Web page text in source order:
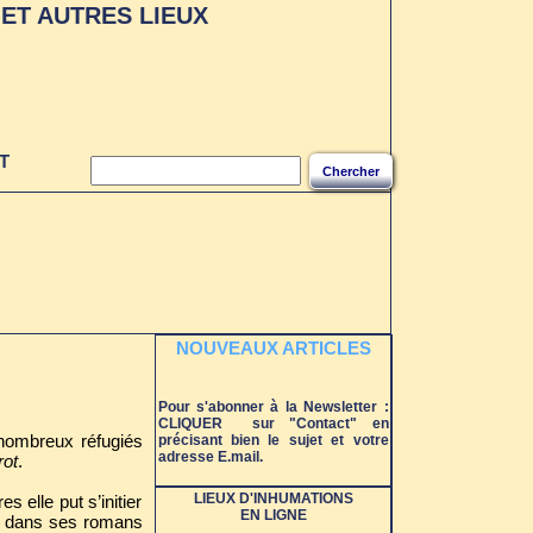
réfugiés
.
elle put s’initier
dans ses romans
AUTRES LIEUX
Chercher
NOUVEAUX ARTICLES
Pour s'abonner à la Newsletter :
CLIQUER sur "Contact" en
précisant bien le sujet et votre
adresse E.mail.
LIEUX D'INHUMATIONS
EN LIGNE